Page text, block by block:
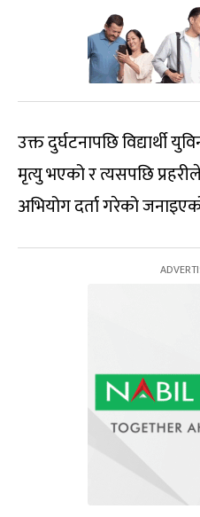
उक्त दुर्घटनापछि विद्यार्थी
मृत्यु भएको र त्यसपछि
अभियोग दर्ता गरेको